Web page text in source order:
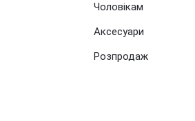
Чоловікам
Аксесуари
Розпродаж